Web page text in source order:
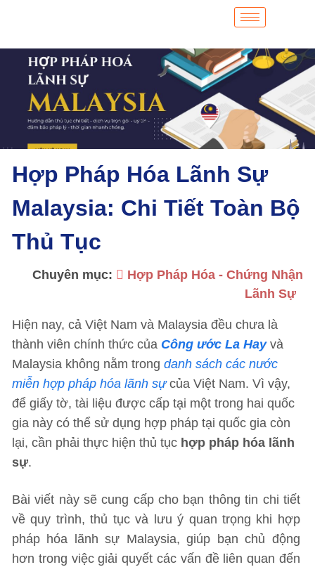
Hợp Pháp Hóa Lãnh Sự
Malaysia: Chi Tiết Toàn Bộ
Thủ Tục
Chuyên mục:
Hợp Pháp Hóa - Chứng Nhận
Lãnh Sự
Hiện nay, cả Việt Nam và Malaysia đều chưa là
thành viên chính thức của Công ước La Hay và
Malaysia không nằm trong danh sách các nước
miễn hợp pháp hóa lãnh sựcủa Việt Nam. Vì vậy,
để giấy tờ, tài liệu được cấp tại một trong hai quốc
gia này có thể sử dụng hợp pháp tại quốc gia còn
lại, cần phải thực hiện thủ tục hợp pháp hóa lãnh
sự.
Bài viết này sẽ cung cấp cho bạn thông tin chi tiết
về quy trình, thủ tục và lưu ý quan trọng khi hợp
pháp hóa lãnh sự Malaysia, giúp bạn chủ động
hơn trong việc giải quyết các vấn đề liên quan đến